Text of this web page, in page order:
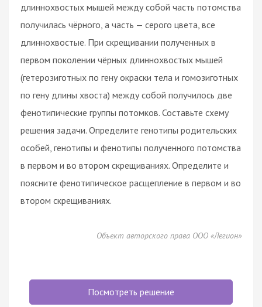
длиннохвостых мышей между собой часть потомства
получилась чёрного, а часть — серого цвета, все
длиннохвостые. При скрещивании полученных в
первом поколении чёрных длиннохвостых мышей
(гетерозиготных по гену окраски тела и гомозиготных
по гену длины хвоста) между собой получилось две
фенотипические группы потомков. Составьте схему
решения задачи. Определите генотипы родительских
особей, генотипы и фенотипы полученного потомства
в первом и во втором скрещиваниях. Определите и
поясните фенотипическое расщепление в первом и во
втором скрещиваниях.
Объект авторского права ООО «Легион»
Посмотреть решение